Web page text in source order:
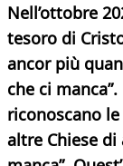
Nell’ottobre
tesoro di
ancor più
che ci
riconoscano
altre Chiese di